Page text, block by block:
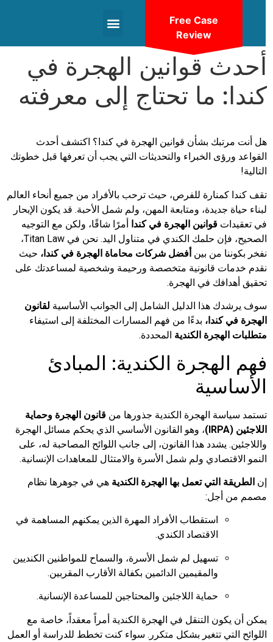
أحدث قوانين الهجرة في
كندا: ما تحتاج إلى معرفته
هل أنت مرتبك بشأن قوانين الهجرة في كندا؟ اكتشف أحدث
القواعد ورؤى الخبراء والتحديثات التي يجب أن تعرفها قبل خطوتك
التالية!
تقف كندا كمنارة للفرص، حيث ترحب بالأفراد من جميع أنحاء العالم
لبناء حياة جديدة، ومتابعة المهن، ولم شمل الأحبة. قد يكون الإبحار
في تعقيداتقوانين الهجرة في كنداأمرًا شاقًا، ولكن مع التوجيه
الصحيح، فإن حلمك الكندي في متناول اليد. نحن في Titan Law،
نفخر بكوننا من بينأفضل شركات محاماة الهجرة في كندا،حيث
نقدم خدمات قانونية متخصصة ورحيمة وشخصية لمساعدتك على
تحقيق أهدافك في الهجرة.
سوف يرشدك هذا الدليل الشامل إلى الجوانب الأساسيةلقانون
الهجرة في كندا، بدءًا من فهم المسارات المختلفة إلى استيفاء
متطلبات الهجرة الكنديةالمحددة.
فهم الهجرة الكندية: المبادئ
الأساسية
تستمد سياسة الهجرة الكندية جذورها منقانون الهجرة وحماية
اللاجئين (IRPA)
، وهو القانون الأساسي الذي يحكم مسائل الهجرة
واللاجئين. يشدد هذا القانون، إلى جانب اللوائح المصاحبة له، على
النمو الاقتصادي ولم شمل الأسرة والامتثال للمعاهدات الإنسانية.
إنالطريقة التي تعمل بها الهجرة الكنديةهي في جوهرها نظام
مصمم من أجل:
استقطاب الأفراد المهرة الذين يمكنهم المساهمة في
الاقتصاد الكندي.
تسهيل لم شمل الأسرة، والسماح للمواطنين الكنديين
والمقيمين الدائمين بكفالة الأقارب المقربين.
حماية اللاجئين والمحتاجين للمساعدة الإنسانية.
يمكن أن يكون التنقل في الهجرة الكندية أمراً معقداً، خاصة مع
اللوائح التي تتغير بشكل متكرر. سواء كنت تخطط للدراسة أو العمل
Free Case
Review